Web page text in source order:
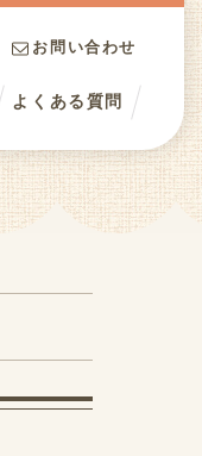
お問い合わせ
よくある質問